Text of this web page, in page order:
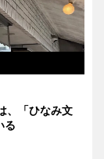
、「ひなみ文
る